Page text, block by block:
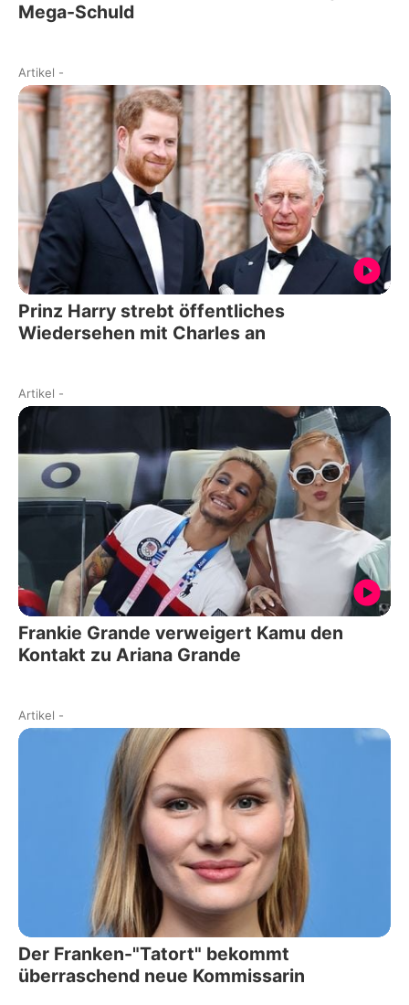
Mega-Schuld
Artikel -
Prinz Harry strebt öffentliches
Wiedersehen mit Charles an
Artikel -
Frankie Grande verweigert Kamu den
Kontakt zu Ariana Grande
Artikel -
Der Franken-"Tatort" bekommt
überraschend neue Kommissarin